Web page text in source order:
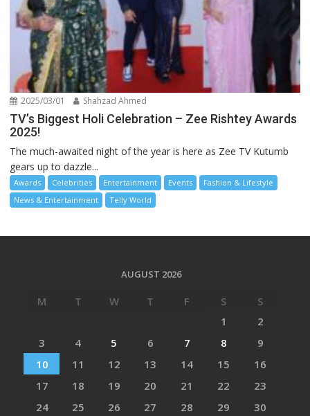
2025/03/01 Shahzad Ahmed
TV’s Biggest Holi Celebration – Zee Rishtey Awards
2025!
The much-awaited night of the year is here as Zee TV Kutumb
gears up to dazzle...
Awards Celebrities Entertainment Events
Fashion & Lifestyle
News & Entertainment
Telly World
AUGUST 2026
M T W T F S
S
1
2
3
4 5 6 7 8
9
10
11 12 13 14 15
16
17
18 19 20 21 22
23
24
25 26 27 28 29
30